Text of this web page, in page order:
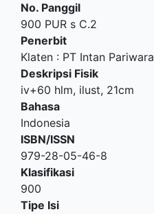
No. Panggil
900 PUR s C.2
Penerbit
Klaten : PT Intan Pariwara
Deskripsi Fisik
iv+60 hlm, ilust, 21cm
Bahasa
Indonesia
ISBN/ISSN
979-28-05-46-8
Klasifikasi
900
Tipe Isi